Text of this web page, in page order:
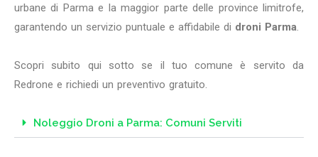
urbane di Parma e la maggior parte delle province limitrofe,
garantendo un servizio puntuale e affidabile di droni Parma
Scopri subito qui sotto se il tuo comune è servito da
Redrone e richiedi un preventivo gratuito.
Noleggio Droni a Parma: Comuni Serviti